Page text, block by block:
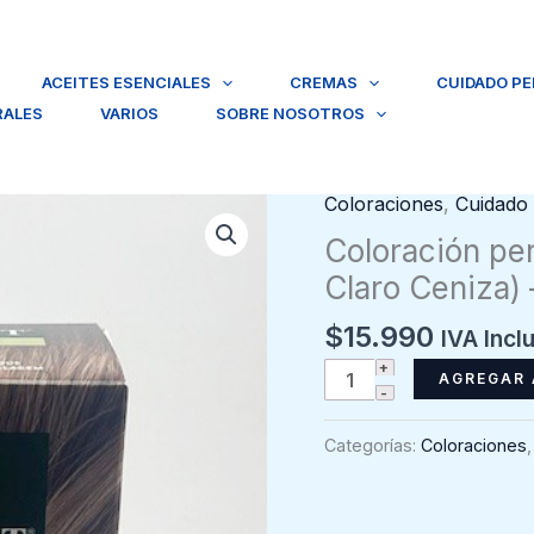
ACEITES ESENCIALES CREMAS
CUIDADO
VARIOS SOBRE NOSOTROS
Coloraciones,
Coloración
Claro Ceniza)
$15.990 IVA
Coloración
permanente
en
Categorías: Coloraciones